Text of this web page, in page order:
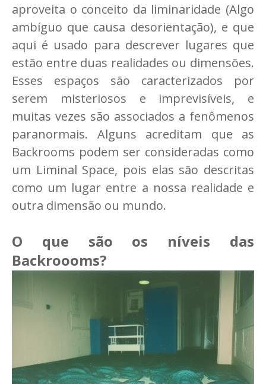
aproveita o conceito da liminaridade (Algo
ambíguo que causa desorientação), e que
aqui é usado para descrever lugares que
estão entre duas realidades ou dimensões.
Esses espaços são caracterizados por
serem misteriosos e imprevisíveis, e
muitas vezes são associados a fenômenos
paranormais. Alguns acreditam que as
Backrooms podem ser consideradas como
um Liminal Space, pois elas são descritas
como um lugar entre a nossa realidade e
outra dimensão ou mundo.
O que são os níveis das
Backroooms?